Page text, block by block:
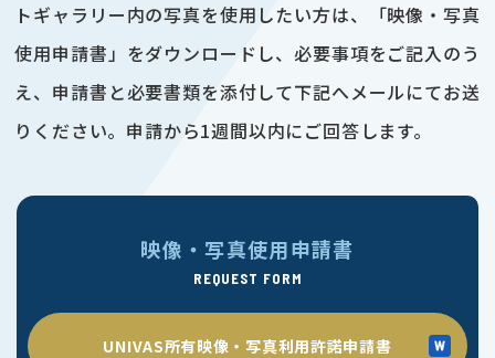
トギャラリー内の写真を使用したい方は、「映像・写真
使用申請書」をダウンロードし、必要事項をご記入のう
え、申請書と必要書類を添付して下記へメールにてお送
りください。申請から1週間以内にご回答します。
映像・写真使用申請書
REQUEST FORM
UNIVAS所有映像・写真利用許諾申請書